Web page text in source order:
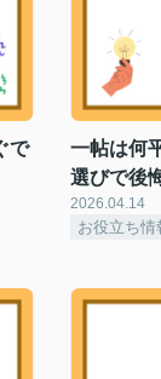
で
一帖は何
選びで後
2026.04.14
お役立ち情